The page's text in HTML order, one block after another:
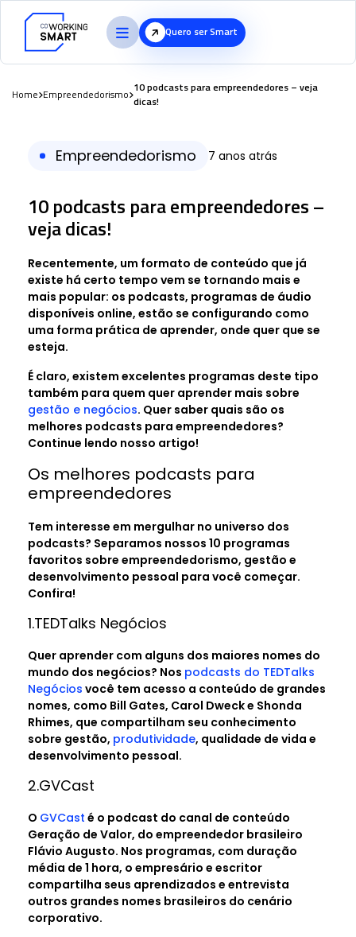
Quero ser Smart
Home Empreendedorismo 10 podcasts para empreendedores – veja
dicas!
Empreendedorismo 7 anos atrás
10 podcasts para empreendedores –
veja dicas!
Recentemente, um formato de conteúdo que já
existe há certo tempo vem se tornando mais e
mais popular: os podcasts, programas de áudio
disponíveis online, estão se configurando como
uma forma prática de aprender, onde quer que se
esteja.
É claro, existem excelentes programas deste tipo
também para quem quer aprender mais sobre
gestão e negócios. Quer saber quais são os
melhores podcasts para empreendedores?
Continue lendo nosso artigo!
Os melhores podcasts para
empreendedores
Tem interesse em mergulhar no universo dos
podcasts? Separamos nossos 10 programas
favoritos sobre empreendedorismo, gestão e
desenvolvimento pessoal para você começar.
Confira!
1.TEDTalks Negócios
Quer aprender com alguns dos maiores nomes do
mundo dos negócios? Nos podcasts do TEDTalks
Negócios você tem acesso a conteúdo de grandes
nomes, como Bill Gates, Carol Dweck e Shonda
Rhimes, que compartilham seu conhecimento
sobre gestão, produtividade, qualidade de vida e
desenvolvimento pessoal.
2.GVCast
O GVCast é o podcast do canal de conteúdo
Geração de Valor, do empreendedor brasileiro
Flávio Augusto. Nos programas, com duração
média de 1 hora, o empresário e escritor
compartilha seus aprendizados e entrevista
outros grandes nomes brasileiros do cenário
corporativo.